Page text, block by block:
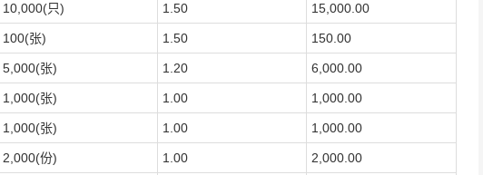
10,000(只) 1.50 15,000.00
100(张) 1.50 150.00
5,000(张) 1.20 6,000.00
1,000(张) 1.00 1,000.00
1,000(张) 1.00 1,000.00
2,000(份) 1.00 2,000.00